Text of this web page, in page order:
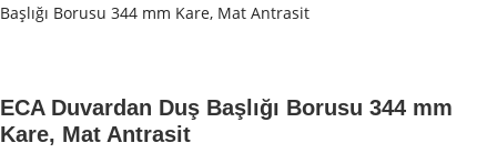
Başlığı Borusu 344 mm Kare, Mat Antrasit
ECA Duvardan Duş Başlığı Borusu 344 mm
Kare, Mat Antrasit